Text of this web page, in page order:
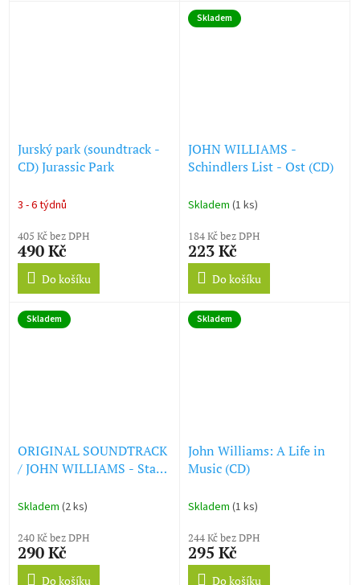
Jurský park (soundtrack -
CD) Jurassic Park
3 - 6 týdnů
405 Kč bez DPH
490 Kč
Do košíku
Skladem
JOHN WILLIAMS -
Schindlers List - Ost (CD)
Skladem (1 ks)
184 Kč bez DPH
223 Kč
Do košíku
Skladem
ORIGINAL SOUNDTRACK
/ JOHN WILLIAMS - Star
Of The Clones (CD)
Skladem (2 ks)
240 Kč bez DPH
290 Kč
Do košíku
Skladem
John Williams: A Life in
Music (CD)
Skladem (1 ks)
244 Kč bez DPH
295 Kč
Do košíku